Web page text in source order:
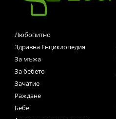
Любопитно
Здравна Енциклопедия
За мъжа
За бебето
Зачатие
Раждане
Бебе